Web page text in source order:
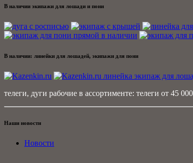
В наличии экипажи для лошади и пони
В наличии: линейки для лошадей, экипажи для пони
телеги, дуги рабочие в ассортименте: телеги от 45
Наши новости
Новости